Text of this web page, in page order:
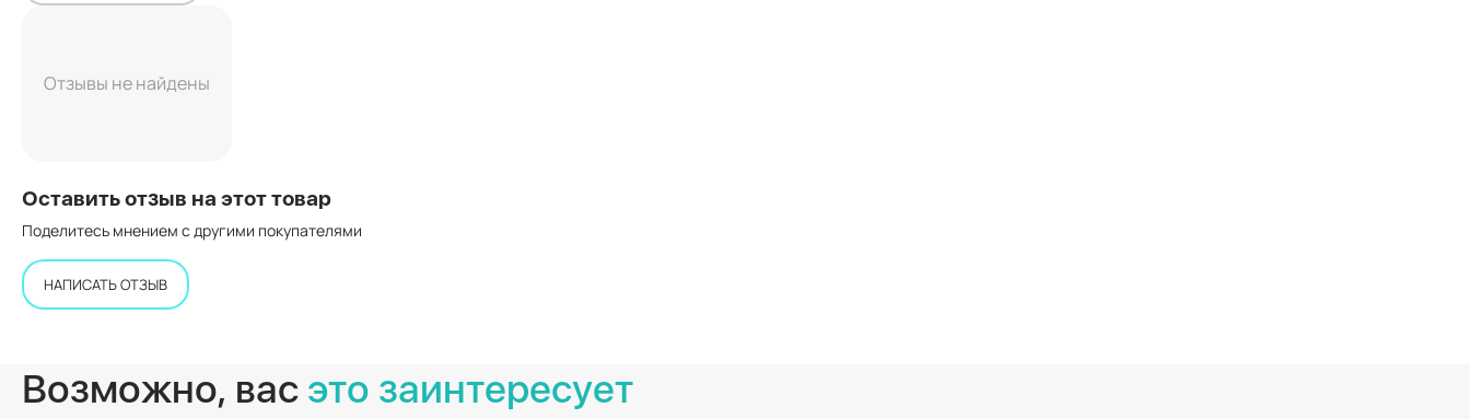
Отзывы не найдены
Оставить отзыв на этот товар
Поделитесь мнением с другими покупателями
НАПИСАТЬ ОТЗЫВ
Возможно, вас это заинтересует